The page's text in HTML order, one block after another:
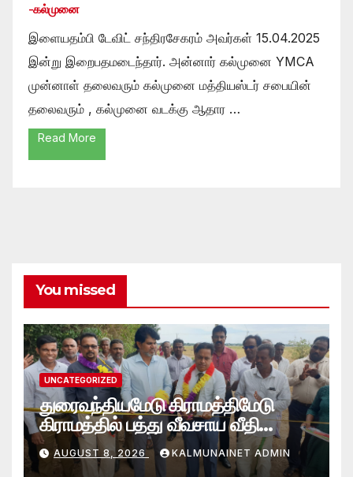
-கல்முனை
இளையதம்பி டேவிட் சந்திரசேகரம் அவர்கள் 15.04.2025
இன்று இறைபதமடைந்தார். அன்னார் கல்முனை YMCA
முன்னாள் தலைவரும் கல்முனை மத்தியஸ்டர் சபையின்
தலைவரும் , கல்முனை வடக்கு ஆதார …
Read More
You missed
UNCATEGORIZED
துரைவந்தியமேடு கிராமத்திமேடு
கிராமத்தில் பத்து வீவசாய வீதி
அமைப்பு!
AUGUST 8, 2026 KALMUNAINET ADMIN